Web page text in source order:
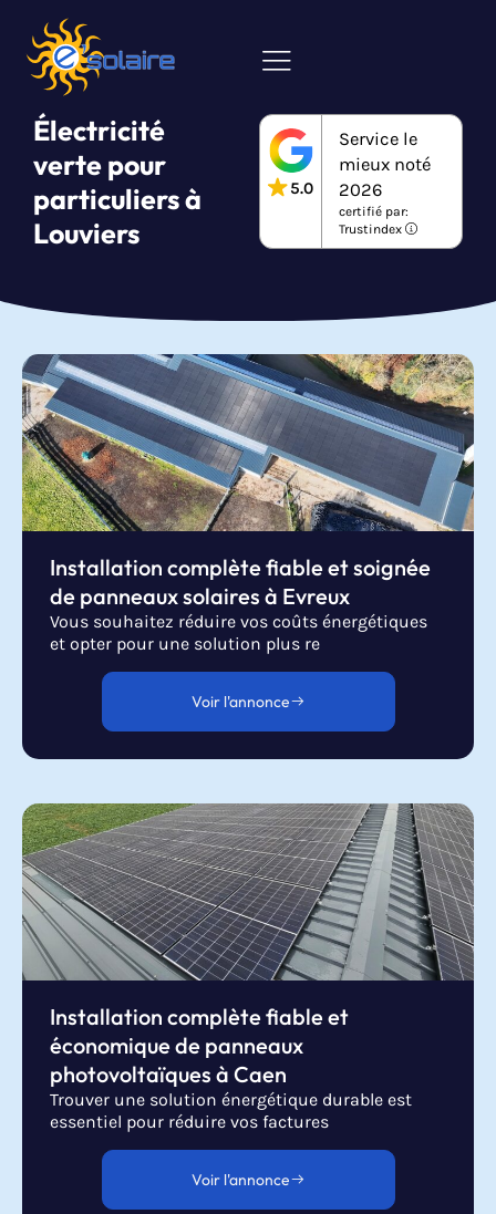
Électricité
verte pour
particuliers à
Louviers
5.0
Service le
mieux noté
2026
certifié par:
Trustindex
Installation complète fiable et soignée
de panneaux solaires à Evreux
Vous souhaitez réduire vos coûts énergétiques
et opter pour une solution plus re
Voir l'annonce
Installation complète fiable et
économique de panneaux
photovoltaïques à Caen
Trouver une solution énergétique durable est
essentiel pour réduire vos factures
Voir l'annonce